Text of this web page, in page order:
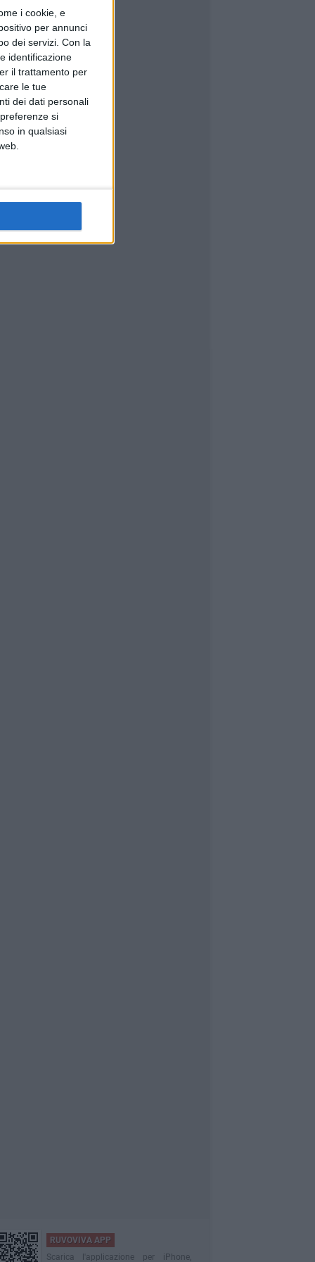
i cookie, e
per annunci
dei servizi. Con la
identificazione
il trattamento per
le tue
dei dati personali
si
in qualsiasi
RUVOVIVA APP
Scarica l'applicazione per iPhone,